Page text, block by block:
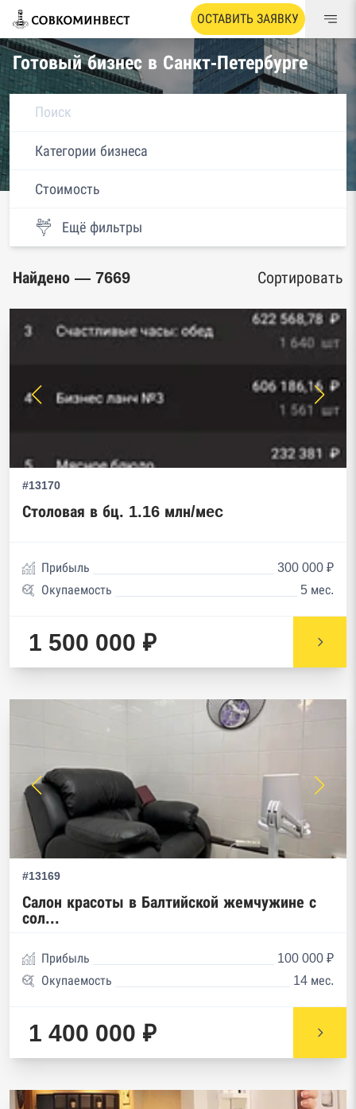
ОСТАВИТЬ ЗАЯВКУ
Готовый бизнес в Санкт-Петербурге
Категории бизнеса
Стоимость
Ещё фильтры
Найдено — 7669 Сортировать
#13170
Столовая в бц. 1.16 млн/мec
Прибыль
300 000 ₽
Окупаемость
5 мес.
1 500 000 ₽
#13169
Салон красоты в Балтийской жемчужине с
сол...
Прибыль
100 000 ₽
Окупаемость
14 мес.
1 400 000 ₽